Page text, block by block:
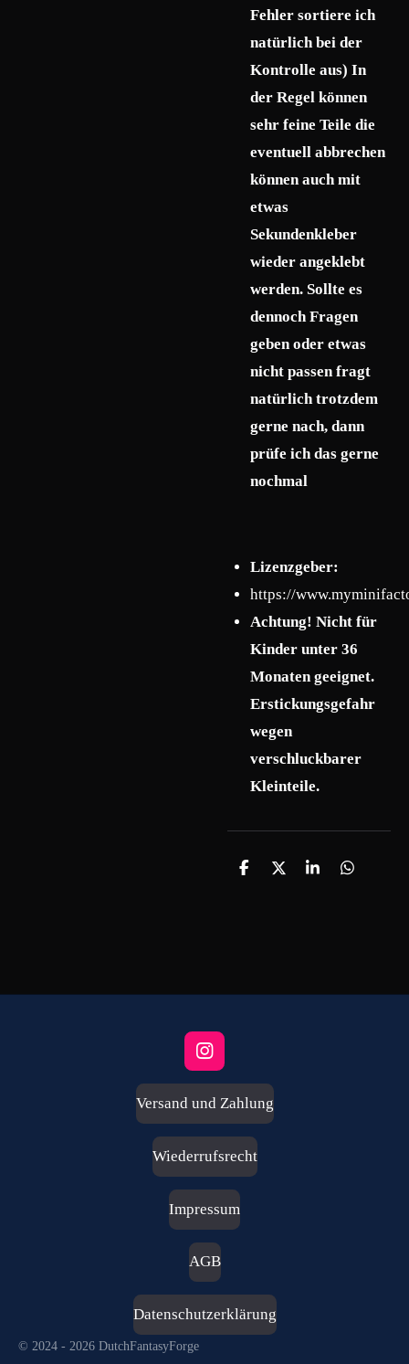
Fehler sortiere ich
natürlich bei der
Kontrolle aus) In
der Regel können
sehr feine Teile die
eventuell abbrechen
können auch mit
etwas
Sekundenkleber
wieder angeklebt
werden. Sollte es
dennoch Fragen
geben oder etwas
nicht passen fragt
natürlich trotzdem
gerne nach, dann
prüfe ich das gerne
nochmal
Lizenzgeber:
https://
Achtung! Nicht für
Kinder unter 36
Monaten geeignet.
Erstickungsgefahr
wegen
verschluckbarer
Kleinteile.
T
T
T
T
I
n
t
g
a
m
Versand und Zahlung
Wiederrufsrecht
Impressum
AGB
Datenschutzerklärung
© 2024 - 2026 DutchFantasyForge